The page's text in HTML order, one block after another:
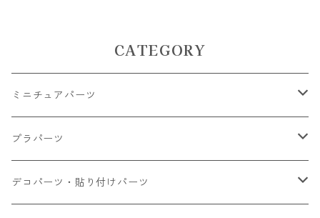
CATEGORY
ミニチュアパーツ
大きいパーツ グラス系
小さいパーツ グラス系
プラパーツ
ナスカン カニカン
デコパーツ・貼り付けパーツ